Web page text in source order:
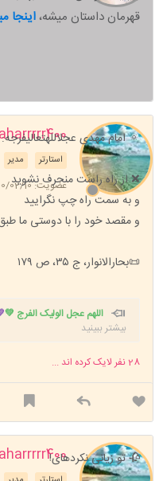
قهرمان داستان میشه،اینجا
مدیر استارتر
عضویت: 1400/02/10
🔅 امام مهدی عجلاللهتعالیفرجه:
❌ از راه راست منحرف نشوید
و به سمت راه چپ نگرایید
و مقصد خود را با دوستی ما
📜بحارالانوار، ج ۳۵، ص ۱۷۹
اللهم عجل الولیک الفرج 💚
بیشتر ببینید
28نفر لایک کرده اند ...
🥀 تو زیانی نکردهای!